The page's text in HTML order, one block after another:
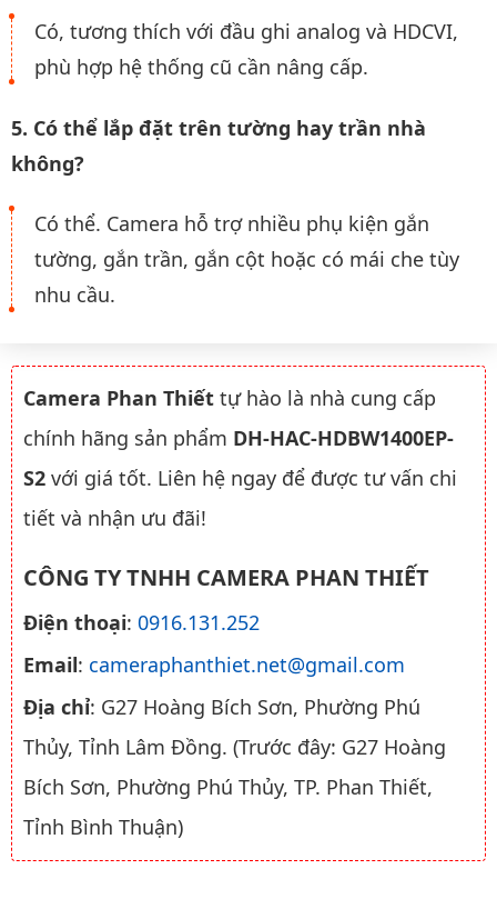
Có, tương thích với đầu ghi analog và HDCVI,
phù hợp hệ thống cũ cần nâng cấp.
5. Có thể lắp đặt trên tường hay trần nhà
không?
Có thể. Camera hỗ trợ nhiều phụ kiện gắn
tường, gắn trần, gắn cột hoặc có mái che tùy
nhu cầu.
Camera Phan Thiết tự hào là nhà cung cấp
chính hãng sản phẩm DH-HAC-HDBW1400EP-
S2 với giá tốt. Liên hệ ngay để được tư vấn chi
tiết và nhận ưu đãi!
CÔNG TY TNHH CAMERA PHAN THIẾT
Điện thoại: 0916.131.252
Email: cameraphanthiet.net@gmail.com
Địa chỉ: G27 Hoàng Bích Sơn, Phường Phú
Thủy, Tỉnh Lâm Đồng. (Trước đây: G27 Hoàng
Bích Sơn, Phường Phú Thủy, TP. Phan Thiết,
Tỉnh Bình Thuận)